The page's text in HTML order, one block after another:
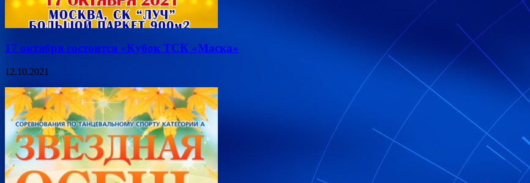
17 октября состоится «Кубок ТСК «Маска»
12.10.2021